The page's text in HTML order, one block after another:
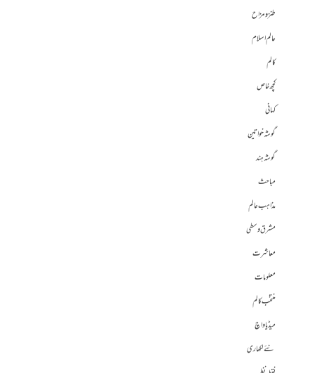
طنز و مزاح
عالم اسلام
کالم
کچھ خاص
کہانی
گوشہ خواتین
گوشہ ہند
مباحث
مذاہب عالم
مشرق وسطی
معاشرت
معلومات
منتخب کالم
میڈیا واچ
نئے لکھاری